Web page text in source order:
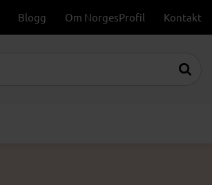
Blogg Om NorgesProfil Kontakt